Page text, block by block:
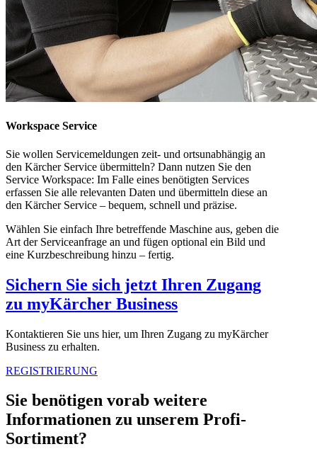
Workspace Service
Sie wollen Servicemeldungen zeit- und ortsunabhängig an
den Kärcher Service übermitteln? Dann nutzen Sie den
Service Workspace: Im Falle eines benötigten Services
erfassen Sie alle relevanten Daten und übermitteln diese an
den Kärcher Service – bequem, schnell und präzise.
Wählen Sie einfach Ihre betreffende Maschine aus, geben die
Art der Serviceanfrage an und fügen optional ein Bild und
eine Kurzbeschreibung hinzu – fertig.
Sichern Sie sich jetzt Ihren Zugang
zu myKärcher Business
Kontaktieren Sie uns hier, um Ihren Zugang zu myKärcher
Business zu erhalten.
REGISTRIERUNG
Sie benötigen vorab weitere
Informationen zu unserem Profi-
Sortiment?